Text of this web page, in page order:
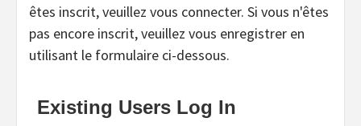
êtes inscrit, veuillez vous connecter. Si vous n'êtes
pas encore inscrit, veuillez vous enregistrer en
utilisant le formulaire ci-dessous.
Existing Users Log In